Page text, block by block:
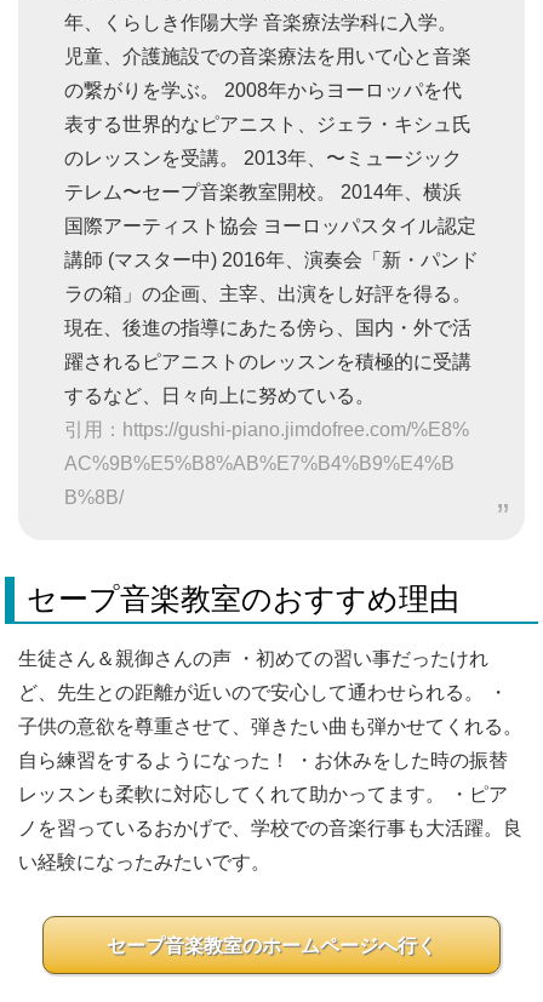
年、くらしき作陽大学 音楽療法学科に入学。
児童、介護施設での音楽療法を用いて心と音楽
の繋がりを学ぶ。 2008年からヨーロッパを代
表する世界的なピアニスト、ジェラ・キシュ氏
のレッスンを受講。 2013年、〜ミュージック
テレム〜セープ音楽教室開校。 2014年、横浜
国際アーティスト協会 ヨーロッパスタイル認定
講師 (マスター中) 2016年、演奏会「新・パンド
ラの箱」の企画、主宰、出演をし好評を得る。
現在、後進の指導にあたる傍ら、国内・外で活
躍されるピアニストのレッスンを積極的に受講
するなど、日々向上に努めている。
引用：https://gushi-piano.jimdofree.com/%E8%
AC%9B%E5%B8%AB%E7%B4%B9%E4%B
B%8B/
セープ音楽教室のおすすめ理由
生徒さん＆親御さんの声 ・初めての習い事だったけれ
ど、先生との距離が近いので安心して通わせられる。 ・
子供の意欲を尊重させて、弾きたい曲も弾かせてくれる。
自ら練習をするようになった！ ・お休みをした時の振替
レッスンも柔軟に対応してくれて助かってます。 ・ピア
ノを習っているおかげで、学校での音楽行事も大活躍。良
い経験になったみたいです。
セープ音楽教室のホームページへ行く